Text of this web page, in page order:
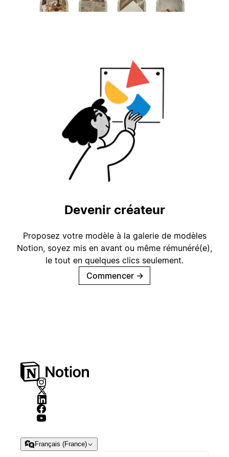
Devenir créateur
Proposez votre modèle à la galerie de modèles
Notion, soyez mis en avant ou même rémunéré(e),
le tout en quelques clics seulement.
Commencer →
Français (France)